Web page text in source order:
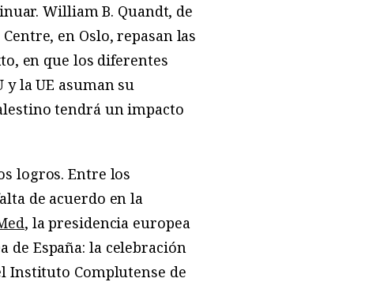
William B. Quandt, de
en Oslo, repasan las
en que los diferentes
y la UE asuman su
tendrá un impacto
logros. Entre los
de acuerdo en la
, la presidencia europea
España: la celebración
Instituto Complutense de